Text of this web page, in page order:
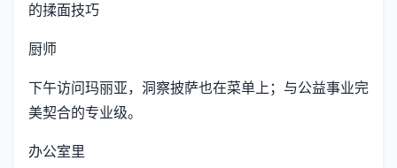
的揉面技巧
厨师
下午访问玛丽亚，洞察披萨也在菜单上；与公益事业完
美契合的专业级。
办公室里